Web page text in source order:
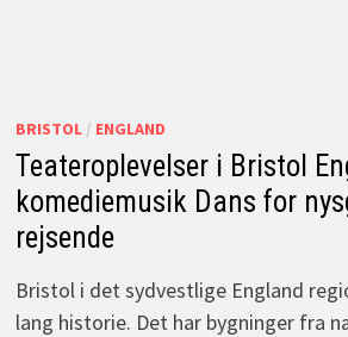
BRISTOL/ ENGLAND
Teateroplevelser i Bristol
komediemusik Dans for
rejsende
Bristol i det sydvestlige England
lang historie. Det har bygninger fra